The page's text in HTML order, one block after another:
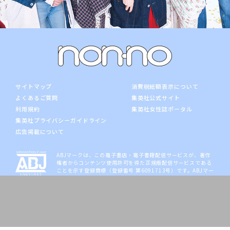
サイトマップ
よくあるご質問
利用規約
集英社プライバシーガイドライン
広告掲載について
消費税総額表示について
集英社公式サイト
集英社女性誌ポータル
ABJマークは、この電子書店・電子書籍配信サービスが、著作
権者からコンテンツ使用許可を得た正規版配信サービスである
ことを示す登録商標（登録番号 第6091713号）です。ABJマー
クの詳細、ABJマークを掲示しているサービスの一覧はこち